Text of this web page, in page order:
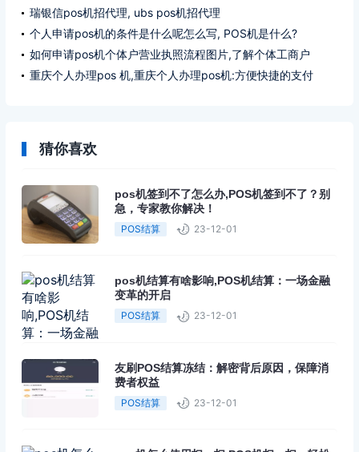
瑞银信pos机招代理, ubs pos机招代理
个人申请pos机的条件是什么呢怎么写, POS机是什么?
如何申请pos机个体户营业执照流程图片,了解个体工商户
营业执照申请条件
重庆个人办理pos 机,重庆个人办理pos机:方便快捷的支付
猜你喜欢
pos机签到不了怎么办,POS机签到不了？别
急，专家教你解决！
POS结算 23-12-01
pos机结算有啥影响,POS机结算：一场金融
变革的开启
POS结算 23-12-01
友刷POS结算冻结：解密背后原因，保障消
费者权益
POS结算 23-12-01